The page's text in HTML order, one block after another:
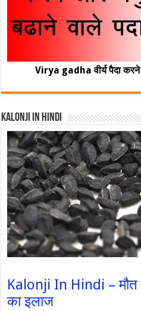
Virya gadha वीर्य पैदा करने
Kalonji In Hindi
Kalonji In Hindi – मौत
का इलाज